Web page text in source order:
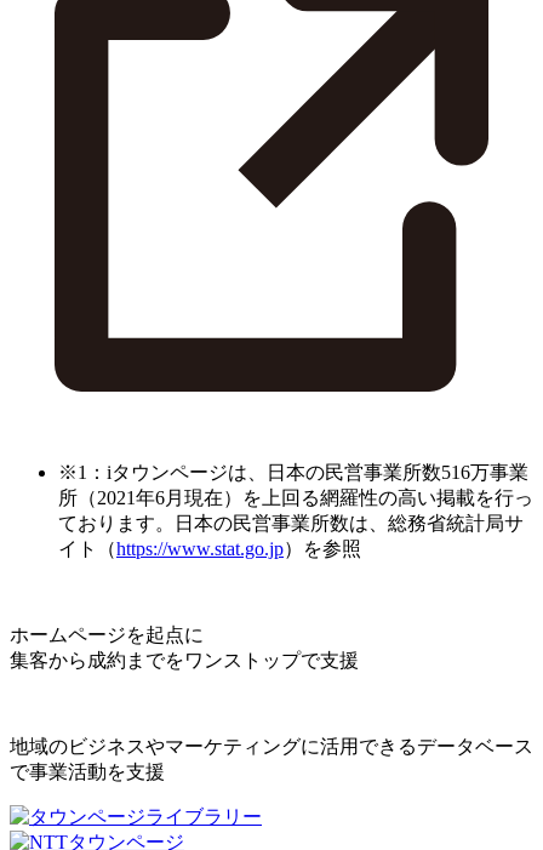
※1：iタウンページは、日本の民営事業所数516万事業
所（2021年6月現在）を上回る網羅性の高い掲載を行っ
ております。日本の民営事業所数は、総務省統計局サ
イト（https://www.stat.go.jp）を参照
ホームページを起点に
集客から成約までをワンストップで支援
地域のビジネスやマーケティングに活用できるデータベース
で事業活動を支援